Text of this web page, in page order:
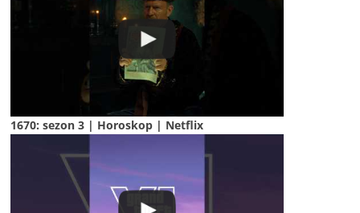
1670: sezon 3 | Horoskop | Netflix